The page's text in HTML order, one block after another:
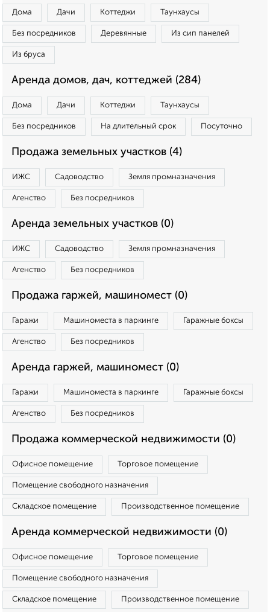
Дома Дачи Коттеджи Таунхаусы
Без посредников Деревянные Из сип панелей
Из бруса
Аренда домов, дач, коттеджей (284)
Дома Дачи Коттеджи Таунхаусы
Без посредников На длительный срок Посуточно
Продажа земельных участков (4)
ИЖС Садоводство Земля промназначения
Агенство Без посредников
Аренда земельных участков (0)
ИЖС Садоводство Земля промназначения
Агенство Без посредников
Продажа гаржей, машиномест (0)
Гаражи Машиноместа в паркинге Гаражные боксы
Агенство Без посредников
Аренда гаржей, машиномест (0)
Гаражи Машиноместа в паркинге Гаражные боксы
Агенство Без посредников
Продажа коммерческой недвижимости (0)
Офисное помещение Торговое помещение
Помещение свободного назначения
Складское помещение Производственное помещение
Аренда коммерческой недвижимости (0)
Офисное помещение Торговое помещение
Помещение свободного назначения
Складское помещение Производственное помещение